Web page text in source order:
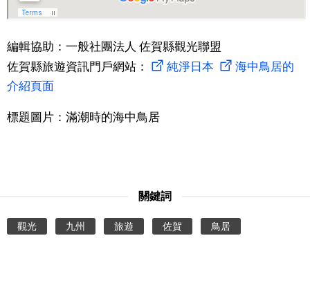
編輯協助：一般社團法人 佐賀縣觀光聯盟
佐賀縣旅遊資訊門戶網站：
純淨日本
海中鳥居的
介紹頁面
標題圖片：滿潮時的海中鳥居
關鍵詞
觀光 九州 旅遊 佐賀 鳥居